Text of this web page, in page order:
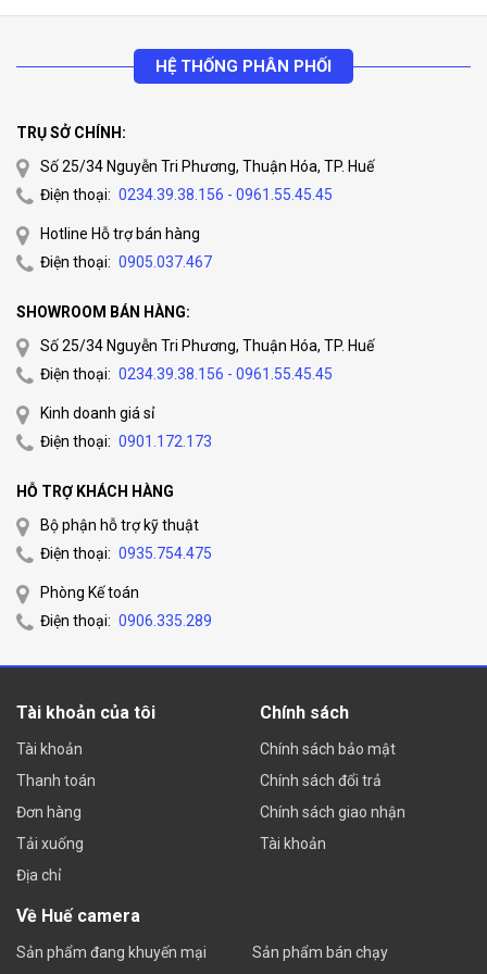
an, cảnh sát giao thông, bảo vệ, bar, pub, farm, hầm
Tư vấn chọn bộ đàm tiết kiệm chi phí
Nếu yêu thích sản phẩm của chúng tôi, vui lòng chọn
0949.22.39.42 để được tư vấn MIỄN PHÍ.
Lưu ý:Giá sản phẩm có thể thay đổi theo tùy theo thời điểm,
để có báo giá chính xác nhất xin liên hệ phòng kinh doanh
mua hàng.
HỆ THỐNG PHÂN PHỐI
TRỤ SỞ CHÍNH:
Số 25/34 Nguyễn Tri Phương, Thuận Hóa, TP. Huế
Điện thoại: 0234.39.38.156 - 0961.55.45.45
Hotline Hỗ trợ bán hàng
Điện thoại: 0905.037.467
SHOWROOM BÁN HÀNG:
Số 25/34 Nguyễn Tri Phương, Thuận Hóa, TP. Huế
Điện thoại: 0234.39.38.156 - 0961.55.45.45
Kinh doanh giá sỉ
Điện thoại: 0901.172.173
HỖ TRỢ KHÁCH HÀNG
Bộ phận hỗ trợ kỹ thuật
Điện thoại: 0935.754.475
Phòng Kế toán
Điện thoại: 0906.335.289
Tài khoản của tôi
Tài khoản
Thanh toán
Đơn hàng
Tải xuống
Địa chỉ
Chính sách
Chính sách bảo mật
Chính sách đổi trả
Chính sách giao nhận
Tài khoản
Về Huế camera
Sản phẩm đang khuyến mại
Sản phẩm bán chạy